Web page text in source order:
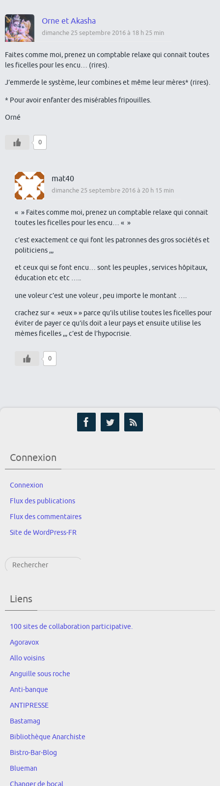
Orne et Akasha
dimanche 25 septembre 2016 à 18 h 25 min
Faites comme moi, prenez un comptable relaxe qui connait toutes
les ficelles pour les encu… (rires).
J’emmerde le système, leur combines et même leur mères* (rires).
* Pour avoir enfanter des misérables fripouilles.
Orné
0
mat40
dimanche 25 septembre 2016 à 20 h 15 min
« » Faites comme moi, prenez un comptable relaxe qui connait
toutes les ficelles pour les encu… « »
c’est exactement ce qui font les patronnes des gros sociétés et
politiciens ,,,
et ceux qui se font encu… sont les peuples , services hôpitaux,
éducation etc etc …..
une voleur c’est une voleur , peu importe le montant ….
crachez sur « »eux » » parce qu’ils utilise toutes les ficelles pour
éviter de payer ce qu’ils doit a leur pays et ensuite utilise les
mèmes ficelles ,,, c’est de l’hypocrisie.
0
Connexion
Connexion
Flux des publications
Flux des commentaires
Site de WordPress-FR
Rechercher
Liens
100 sites de collaboration participative.
Agoravox
Allo voisins
Anguille sous roche
Anti-banque
ANTIPRESSE
Bastamag
Bibliothèque Anarchiste
Bistro-Bar-Blog
Blueman
Changer de bocal